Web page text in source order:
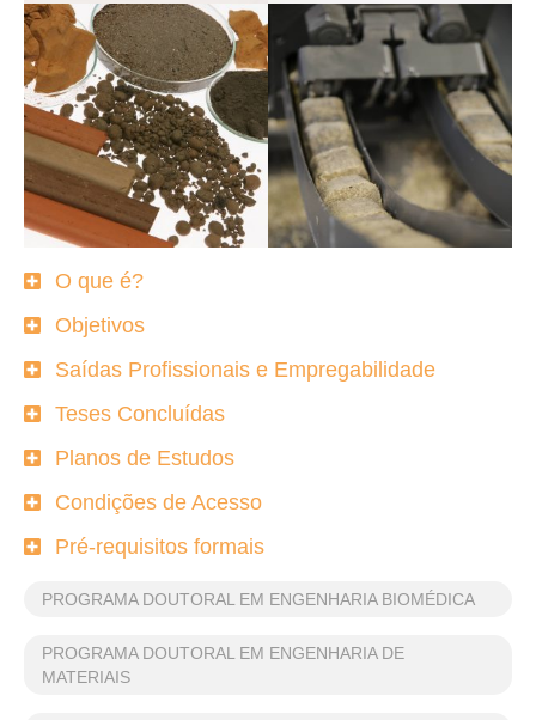
PROGRAMA DOUTORAL EM ENGENHARIA BIOMÉDICA
PROGRAMA DOUTORAL EM ENGENHARIA DE
MATERIAIS
O que é?
Objetivos
Saídas Profissionais e Empregabilidade
Teses Concluídas
Planos de Estudos
Condições de Acesso
Pré-requisitos formais